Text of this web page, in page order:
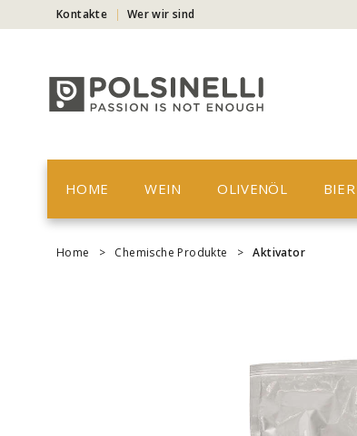
Kontakte Wer wir sind
HOME WEIN OLIVENÖL BIER
Home > Chemische Produkte > Aktivator